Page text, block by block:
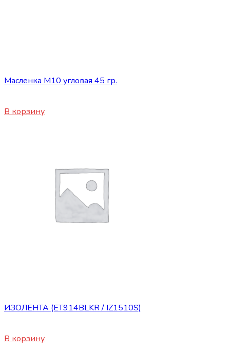
Масленка М10 угловая 45 гр.
В корзину
ИЗОЛЕНТА (ET914BLKR / IZ1510S)
В корзину